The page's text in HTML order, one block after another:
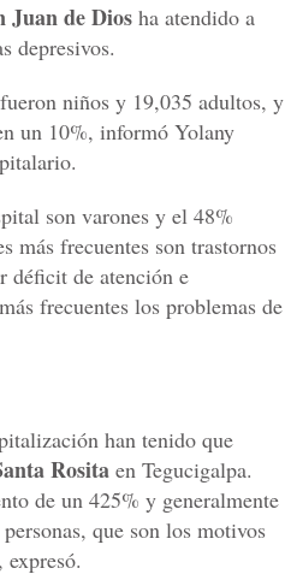
Juan de Dios ha atendido a
depresivos.
niños y 19,035 adultos, y
un 10%, informó Yolany
son varones y el 48%
más frecuentes son trastornos
déficit de atención e
frecuentes los problemas de
han tenido que
Rosita en Tegucigalpa.
de un 425% y generalmente
que son los motivos